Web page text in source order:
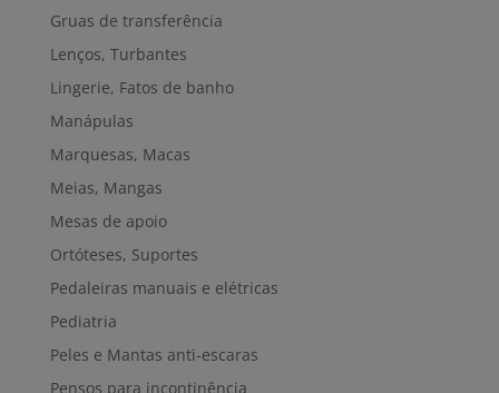
Gruas de transferência
Lenços, Turbantes
Lingerie, Fatos de banho
Manápulas
Marquesas, Macas
Meias, Mangas
Mesas de apoio
Ortóteses, Suportes
Pedaleiras manuais e elétricas
Pediatria
Peles e Mantas anti-escaras
Pensos para incontinência